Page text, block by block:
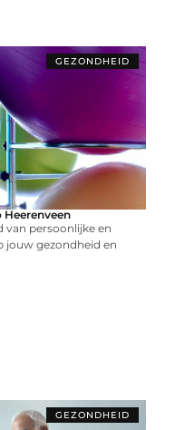
GEZONDHEID
Heerenveen
van persoonlijke en
jouw gezondheid en
GEZONDHEID